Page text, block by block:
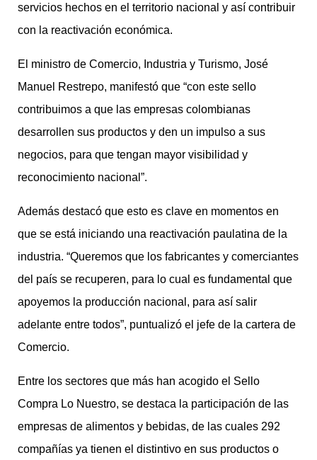
servicios hechos en el territorio nacional y así contribuir
con la reactivación económica.
El ministro de Comercio, Industria y Turismo, José
Manuel Restrepo, manifestó que “con este sello
contribuimos a que las empresas colombianas
desarrollen sus productos y den un impulso a sus
negocios, para que tengan mayor visibilidad y
reconocimiento nacional”.
Además destacó que esto es clave en momentos en
que se está iniciando una reactivación paulatina de la
industria. “Queremos que los fabricantes y comerciantes
del país se recuperen, para lo cual es fundamental que
apoyemos la producción nacional, para así salir
adelante entre todos”, puntualizó el jefe de la cartera de
Comercio.
Entre los sectores que más han acogido el Sello
Compra Lo Nuestro, se destaca la participación de las
empresas de alimentos y bebidas, de las cuales 292
compañías ya tienen el distintivo en sus productos o